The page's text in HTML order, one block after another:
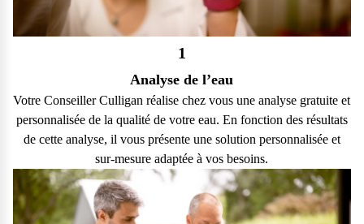
1
Analyse de l’eau
Votre Conseiller Culligan réalise chez vous une analyse gratuite et
personnalisée de la qualité de votre eau. En fonction des résultats
de cette analyse, il vous présente une solution personnalisée et
sur-mesure adaptée à vos besoins.